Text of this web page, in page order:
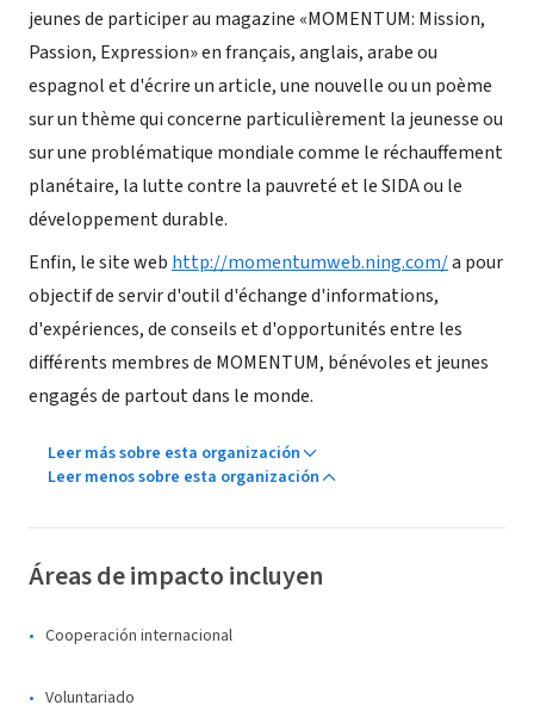
jeunes de participer au magazine «MOMENTUM: Mission,
Passion, Expression» en français, anglais, arabe ou
espagnol et d'écrire un article, une nouvelle ou un poème
sur un thème qui concerne particulièrement la jeunesse ou
sur une problématique mondiale comme le réchauffement
planétaire, la lutte contre la pauvreté et le SIDA ou le
développement durable.
Enfin, le site web http://momentumweb.ning.com/a pour
objectif de servir d'outil d'échange d'informations,
d'expériences, de conseils et d'opportunités entre les
différents membres de MOMENTUM, bénévoles et jeunes
engagés de partout dans le monde.
Leer más sobre esta organización
Leer menos sobre esta organización
Áreas de impacto incluyen
Cooperación internacional
Voluntariado